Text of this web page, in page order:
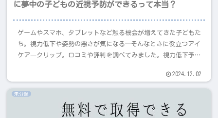
に夢中の子どもの近視予防ができるって本当？
ゲームやスマホ、タブレットなど触る機会が増えてきた子どもた
ち。視力低下や姿勢の悪さが気になる…そんなときに役立つアイ
ケア―クリップ。口コミや評判を調べてみました。視力低下予防
2024.12.02
未分類